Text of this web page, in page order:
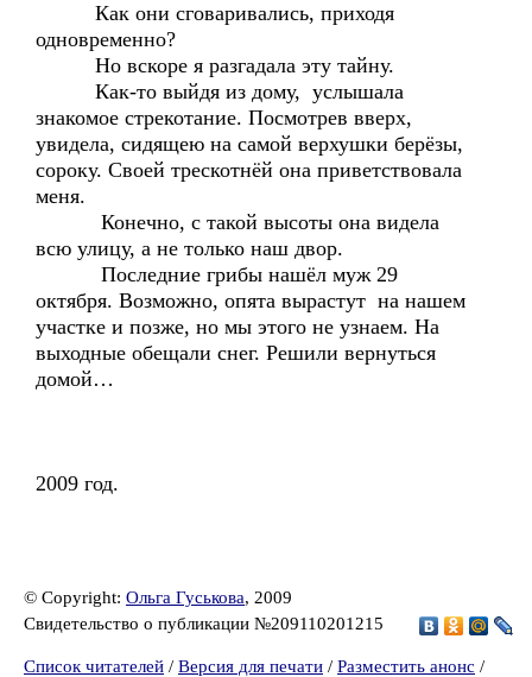
Как они сговаривались, приходя
одновременно?
Но вскоре я разгадала эту тайну.
Как-то выйдя из дому, услышала
знакомое стрекотание. Посмотрев вверх,
увидела, сидящею на самой верхушки берёзы,
сороку. Своей трескотнёй она приветствовала
меня.
Конечно, с такой высоты она видела
всю улицу, а не только наш двор.
Последние грибы нашёл муж 29
октября. Возможно, опята вырастут на нашем
участке и позже, но мы этого не узнаем. На
выходные обещали снег. Решили вернуться
домой…
2009 год.
© Copyright: Ольга Гуськова, 2009
Свидетельство о публикации №209110201215
Список читателей / Версия для печати / Разместить анонс /